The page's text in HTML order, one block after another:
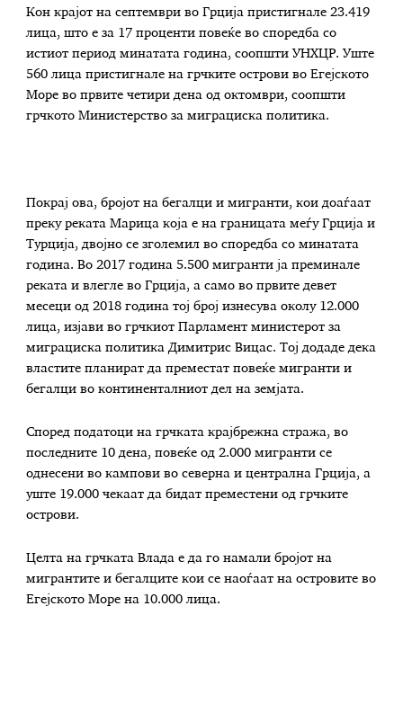
Кон крајот на септември во Грција пристигнале 23.419
лица, што е за 17 проценти повеќе во споредба со
истиот период минатата година, соопшти УНХЦР. Уште
560 лица пристигнале на грчките острови во Егејското
Море во првите четири дена од октомври, соопшти
грчкото Министерство за миграциска политика.
Покрај ова, бројот на бегалци и мигранти, кои доаѓаат
преку реката Марица која е на границата меѓу Грција и
Турција, двојно се зголемил во споредба со минатата
година. Во 2017 година 5.500 мигранти ја преминале
реката и влегле во Грција, а само во првите девет
месеци од 2018 година тој број изнесува околу 12.000
лица, изјави во грчкиот Парламент министерот за
миграциска политика Димитрис Вицас. Тој додаде дека
властите планират да преместат повеќе мигранти и
бегалци во континенталниот дел на земјата.
Според податоци на грчката крајбрежна стража, во
последните 10 дена, повеќе од 2.000 мигранти се
однесени во кампови во северна и централна Грција, а
уште 19.000 чекаат да бидат преместени од грчките
острови.
Целта на грчката Влада е да го намали бројот на
мигрантите и бегалците кои се наоѓаат на островите во
Егејското Море на 10.000 лица.